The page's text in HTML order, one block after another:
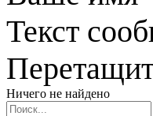
Текст
Ничего не найдено